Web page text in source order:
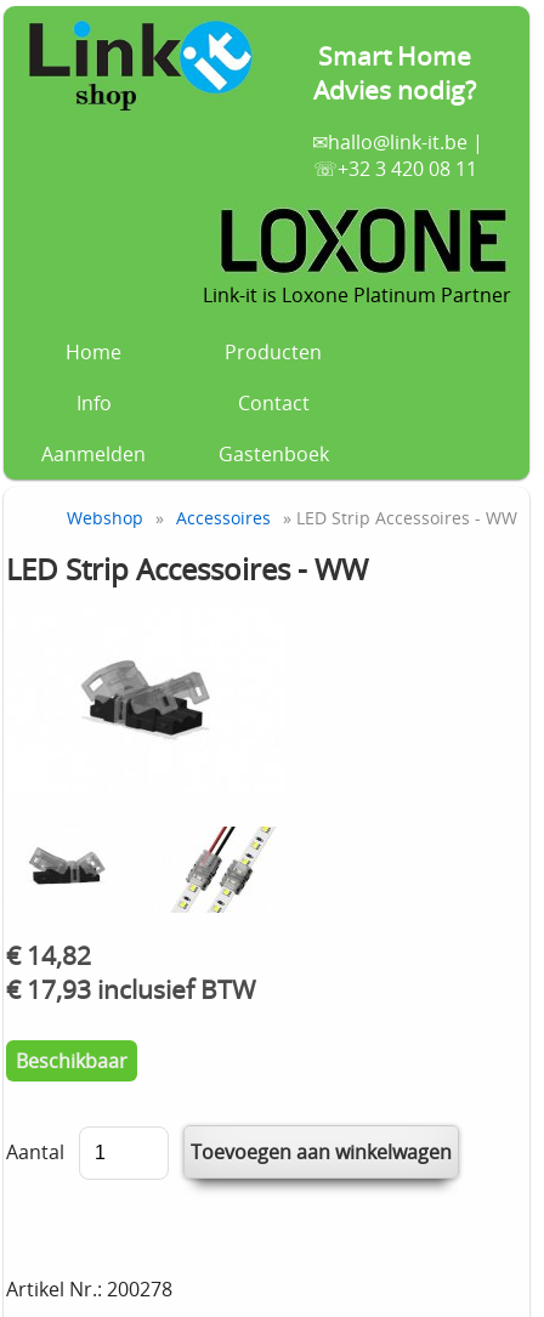
Smart Home
Advies nodig?
✉hallo@link-it.be|
☏+32 3 420 08 11
Link-it is Loxone Platinum Partner
Home
Producten
Info
Contact
Aanmelden
Gastenboek
Webshop » Accessoires » LED Strip Accessoires - WW
LED Strip Accessoires - WW
€ 14,82
€ 17,93 inclusief BTW
Beschikbaar
Aantal
Artikel Nr.: 200278